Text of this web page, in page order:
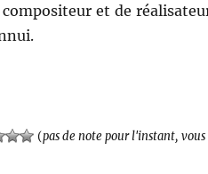
et de
(pas de note pour l'instant,